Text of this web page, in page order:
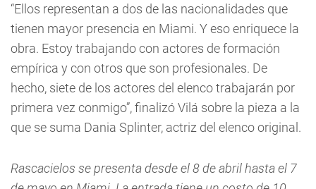
“Ellos representan a dos de las nacionalidades que
tienen mayor presencia en Miami. Y eso enriquece la
obra. Estoy trabajando con actores de formación
empírica y con otros que son profesionales. De
hecho, siete de los actores del elenco trabajarán por
primera vez conmigo”, finalizó Vilá sobre la pieza a la
que se suma Dania Splinter, actriz del elenco original.
Rascacielos se presenta desde el 8 de abril hasta el 7